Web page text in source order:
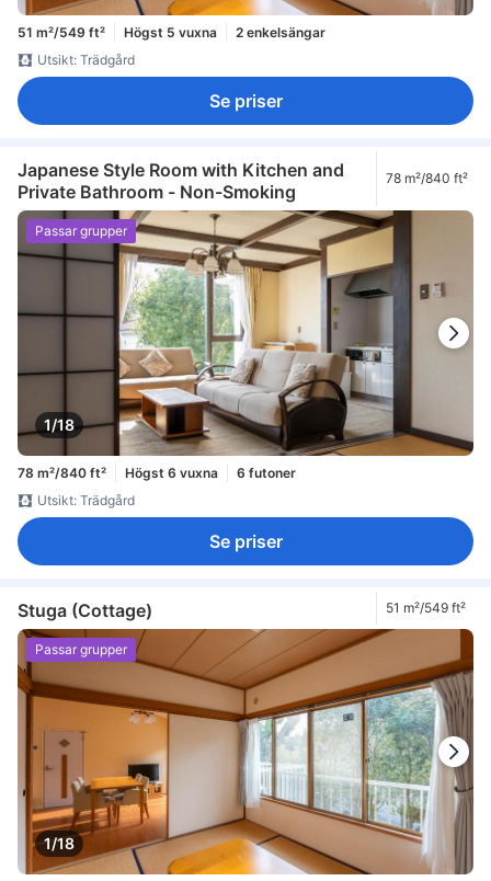
51 m²/549 ft² Högst 5 vuxna
2 enkelsängar
Utsikt: Trädgård
Se priser
Japanese Style Room with Kitchen and
Private Bathroom - Non-Smoking
78 m²/840 ft²
1/18
Passar grupper
78 m²/840 ft² Högst 6 vuxna
6 futoner
Utsikt: Trädgård
Se priser
Stuga (Cottage) 51 m²/549 ft²
1/18
Passar grupper